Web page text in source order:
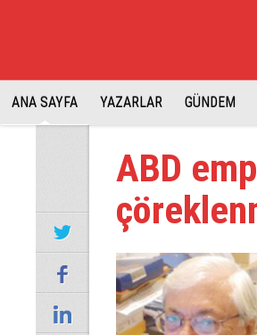
ANA SAYFA YAZARLAR GÜNDEM
ABD